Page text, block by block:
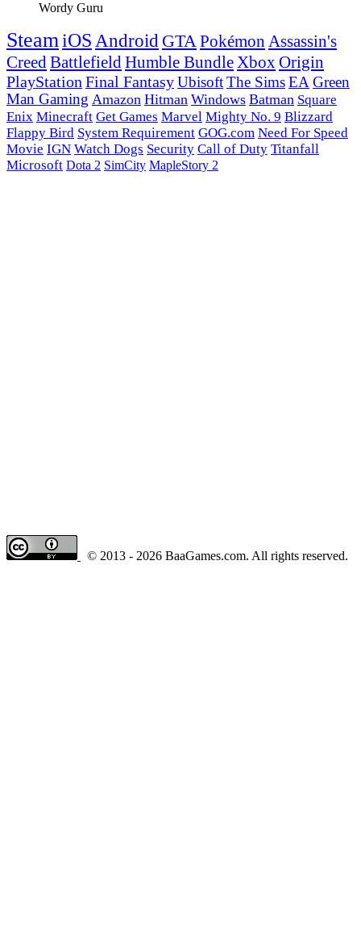
Wordy Guru
SteamiOS Android GTAPokémon Assassin's
CreedBattlefieldHumble Bundle Xbox Origin
PlayStation Final FantasyUbisoftThe Sims EA Green
Man Gaming Amazon Hitman Windows Batman Square
Enix Minecraft Get Games Marvel Mighty No. 9 Blizzard
Flappy Bird System Requirement GOG.com Need For Speed
Movie IGN Watch Dogs Security Call of Duty Titanfall
Microsoft Dota 2 SimCity MapleStory 2
© 2013 - 2026 BaaGames.com. All rights reserved.